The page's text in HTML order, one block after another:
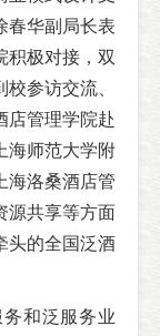
春华副局长表
积极对接，双
参访交流、
店管理学院赴
海师范大学附
海洛桑酒店管
源共享等方面
头的全国泛酒
和泛服务业